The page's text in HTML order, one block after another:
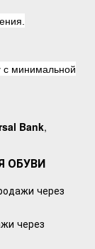
с минимальной
Bank,
ОБУВИ
через
через